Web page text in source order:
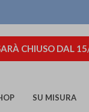
CHIUSO DAL
SU MISURA